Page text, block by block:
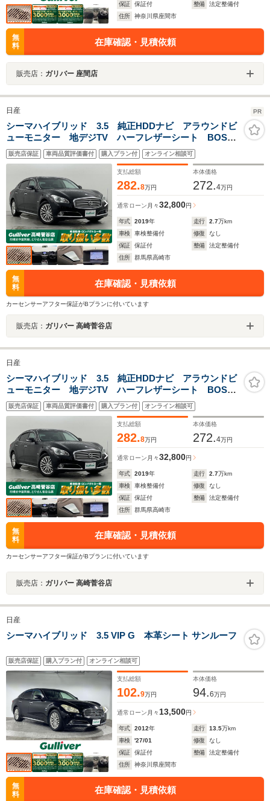
保証
保証付 整備
法定整備付
住所
神奈川県座間市
無
料
在庫確認・見積依頼
販売店： ガリバー 座間店
日産 PR
シーマハイブリッド 3.5 純正HDDナビ アラウンドビ
ューモニター 地デジTV ハーフレザーシート BOSE
サウンドシステム インテリジェントキー レーダーク
ルーズコントロール 純正18インチAW サンルーフ
販売店保証 車両品質評価書付 購入プラン付 オンライン相談可
支払総額
282.8万円
本体価格
272.4万円
通常ローン 月々32,800円
年式 2019年 走行 2.7万km
車検
車検整備付 修復
なし
保証
保証付 整備
法定整備付
住所
群馬県高崎市
無
料
在庫確認・見積依頼
カーセンサーアフター保証がBプランに付いています
販売店： ガリバー 高崎菅谷店
日産
シーマハイブリッド 3.5 純正HDDナビ アラウンドビ
ューモニター 地デジTV ハーフレザーシート BOSE
サウンドシステム インテリジェントキー レーダーク
ルーズコントロール 純正18インチAW サンルーフ
販売店保証 車両品質評価書付 購入プラン付 オンライン相談可
支払総額
282.8万円
本体価格
272.4万円
通常ローン 月々32,800円
年式 2019年 走行 2.7万km
車検
車検整備付 修復
なし
保証
保証付 整備
法定整備付
住所
群馬県高崎市
無
料
在庫確認・見積依頼
カーセンサーアフター保証がBプランに付いています
販売店： ガリバー 高崎菅谷店
日産
シーマハイブリッド 3.5 VIP G 本革シート サンルーフ
販売店保証 購入プラン付 オンライン相談可
支払総額
102.9万円
本体価格
94.6万円
通常ローン 月々 13,500円
年式 2012年 走行 13.5万km
車検
'27/01 修復
なし
保証
保証付 整備
法定整備付
住所
神奈川県座間市
無
料
在庫確認・見積依頼